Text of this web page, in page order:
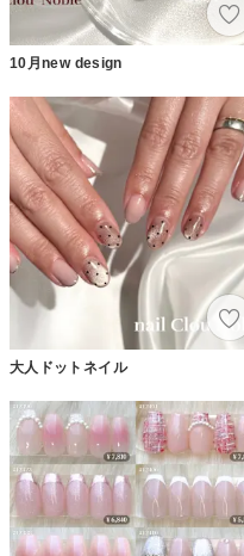
10月new design
大人ドットネイル